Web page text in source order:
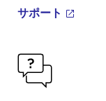
サポート